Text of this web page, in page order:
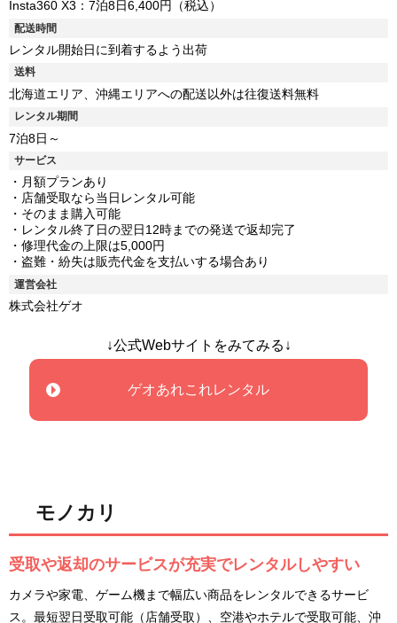
Insta360 X3：7泊8日6,400円（税込）
配送時間
レンタル開始日に到着するよう出荷
送料
北海道エリア、沖縄エリアへの配送以外は往復送料無料
レンタル期間
7泊8日～
サービス
・月額プランあり
・店舗受取なら当日レンタル可能
・そのまま購入可能
・レンタル終了日の翌日12時までの発送で返却完了
・修理代金の上限は5,000円
・盗難・紛失は販売代金を支払いする場合あり
運営会社
株式会社ゲオ
↓公式Webサイトをみてみる↓
ゲオあれこれレンタル
モノカリ
受取や返却のサービスが充実でレンタルしやすい
カメラや家電、ゲーム機まで幅広い商品をレンタルできるサービ
ス。最短翌日受取可能（店舗受取）、空港やホテルで受取可能、沖